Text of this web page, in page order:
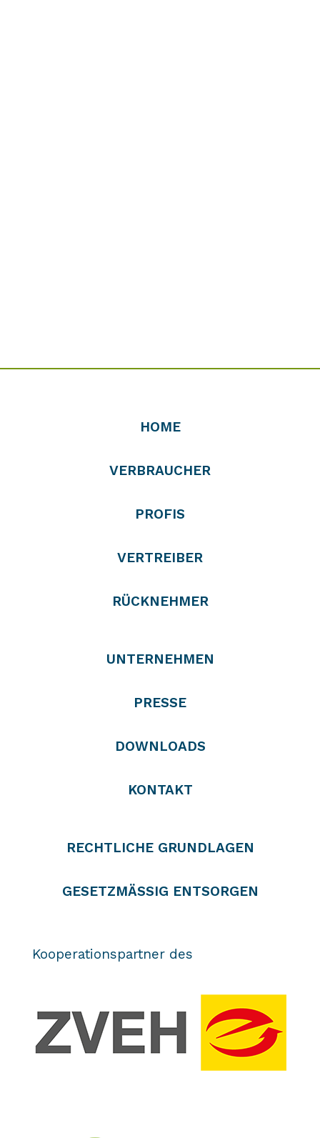
HOME
VERBRAUCHER
PROFIS
VERTREIBER
RÜCKNEHMER
UNTERNEHMEN
PRESSE
DOWNLOADS
KONTAKT
RECHTLICHE GRUNDLAGEN
GESETZMÄSSIG ENTSORGEN
Kooperationspartner des